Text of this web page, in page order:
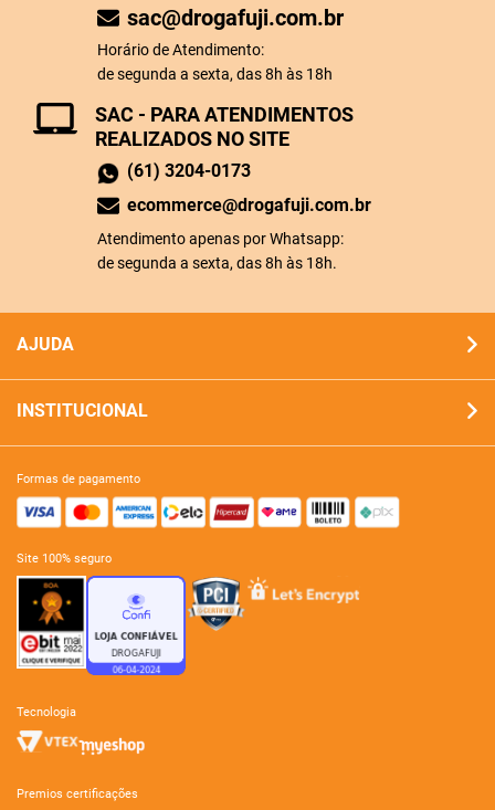
SAC - PARA ATENDIMENTOS
REALIZADOS NO SITE
(61) 3204-0173
ecommerce@drogafuji.com.br
Atendimento apenas por Whatsapp:
de segunda a sexta, das 8h às 18h.
sac@drogafuji.com.br
Horário de Atendimento:
de segunda a sexta, das 8h às 18h
AJUDA
INSTITUCIONAL
formas de pagamento
site 100% seguro
tecnologia
premios certificações